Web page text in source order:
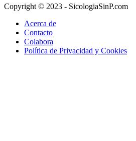
Copyright © 2023 - SicologiaSinP.com
Acerca de
Contacto
Colabora
Política de Privacidad y Cookies